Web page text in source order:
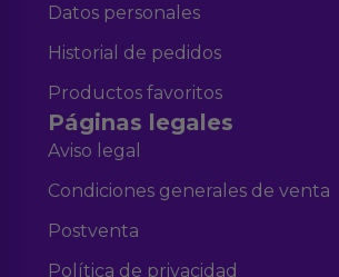
Datos personales
Historial de pedidos
Productos favoritos
Páginas legales
Aviso legal
Condiciones generales de venta
Postventa
Política de privacidad